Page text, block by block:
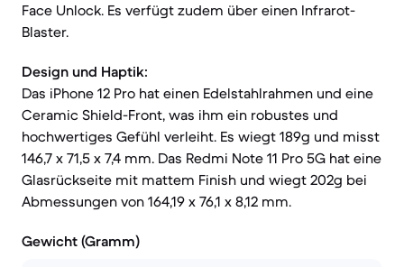
Face Unlock. Es verfügt zudem über einen Infrarot-
Blaster.
Design und Haptik:
Das iPhone 12 Pro hat einen Edelstahlrahmen und eine
Ceramic Shield-Front, was ihm ein robustes und
hochwertiges Gefühl verleiht. Es wiegt 189g und misst
146,7 x 71,5 x 7,4 mm. Das Redmi Note 11 Pro 5G hat eine
Glasrückseite mit mattem Finish und wiegt 202g bei
Abmessungen von 164,19 x 76,1 x 8,12 mm.
Gewicht (Gramm)